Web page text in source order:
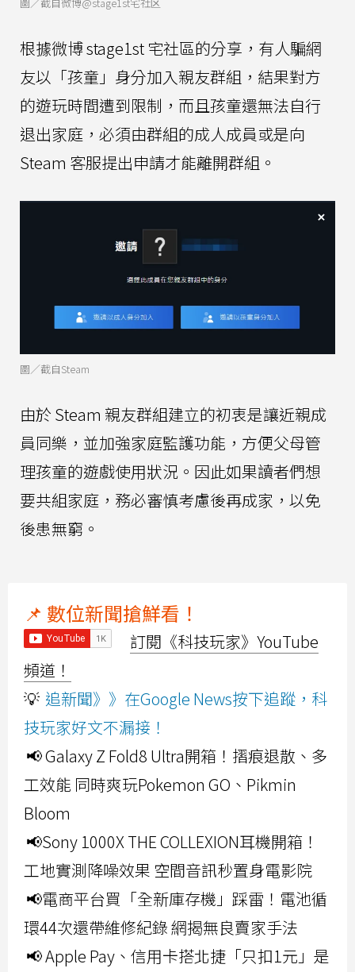
根據微博 stage1st 宅社區的分享，有人騙網
友以「孩童」身分加入親友群組，結果對方
的遊玩時間遭到限制，而且孩童還無法自行
退出家庭，必須由群組的成人成員或是向
Steam 客服提出申請才能離開群組。
圖／截自Steam
由於 Steam 親友群組建立的初衷是讓近親成
員同樂，並加強家庭監護功能，方便父母管
理孩童的遊戲使用狀況。因此如果讀者們想
要共組家庭，務必審慎考慮後再成家，以免
後患無窮。
📌 數位新聞搶鮮看！
訂閱《科技玩家》YouTube
頻道！
💡 追新聞》》在Google News按下追蹤，科
技玩家好文不漏接！
📢 Galaxy Z Fold8 Ultra開箱！摺痕退散、多
工效能 同時爽玩Pokemon GO、Pikmin
Bloom
📢Sony 1000X THE COLLEXION耳機開箱！
工地實測降噪效果 空間音訊秒置身電影院
📢電商平台買「全新庫存機」踩雷！電池循
環44次還帶維修紀錄 網揭無良賣家手法
📢 Apple Pay、信用卡搭北捷「只扣1元」是